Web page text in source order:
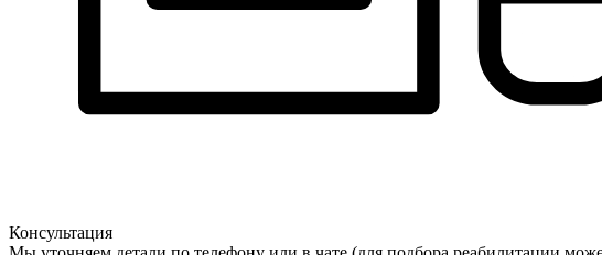
Консультация